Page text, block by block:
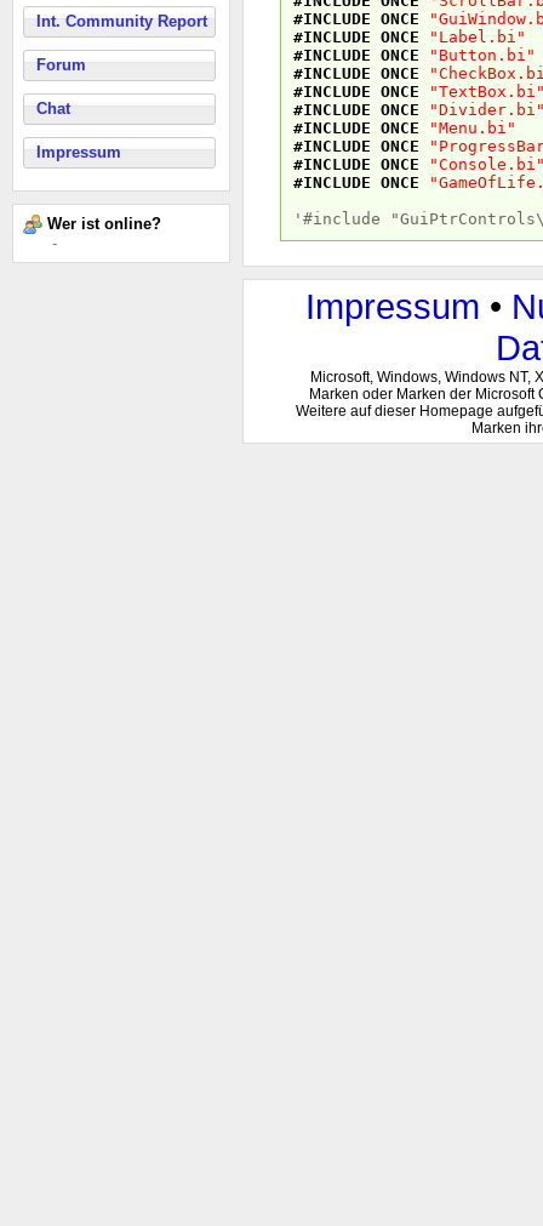
Int. Community Report
Forum
Chat
Impressum
Wer ist online?
-
#INCLUDE ONCE
#INCLUDE ONCE
"Label.bi"
#INCLUDE ONCE
"Button.bi"
#INCLUDE ONCE
#INCLUDE ONCE
#INCLUDE ONCE
#INCLUDE ONCE
"Menu.bi"
#INCLUDE ONCE
#INCLUDE ONCE
#INCLUDE ONCE
'#include
Impressum •
Microsoft, Windows, Windows NT,
Marken oder Marken der
Weitere auf dieser Homepage
Marken